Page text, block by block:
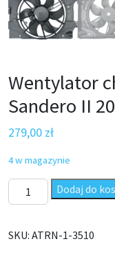
Wentylator
Sandero II
279,00 zł
4 w magazynie
ilość Wentylator
Dodaj do
SKU: ATRN-1-3510